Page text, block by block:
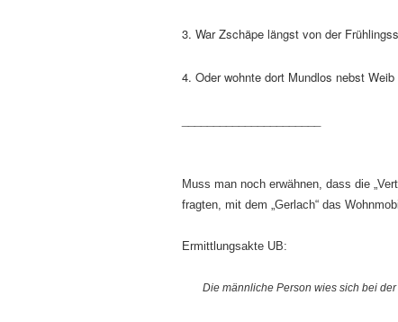
3. War Zschäpe längst von der
4. Oder wohnte dort Mundlos nebst
Muss man noch erwähnen, dass die
fragten, mit dem „Gerlach“ das
Ermittlungsakte UB:
Die männliche Person wies sich bei